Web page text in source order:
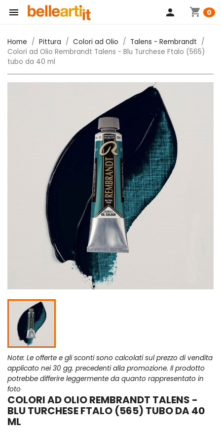
 shopping_cart 0
person
Home Pittura Colori ad Olio
Talens - Rembrandt
Colori ad Olio Rembrandt Talens - Blu Turchese Ftalo (565)
tubo da 40 ml
Note: Le offerte e gli sconti sono calcolati sul prezzo di vendita
applicato nei 30 gg. precedenti alla promozione. Il prodotto
potrebbe differire leggermente da quanto rappresentato in
foto
COLORI AD OLIO REMBRANDT TALENS -
BLU TURCHESE FTALO (565) TUBO DA 40
ML